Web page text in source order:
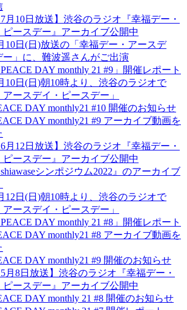
7月10日放送】渋谷のラジオ『幸福デー・
ピースデー』アーカイブ公開中
10日(日)放送の「幸福デー・アースデ
ー」に、難波遥さんがご出演
PEACE DAY monthly 21 #9」開催レポート
10日(日)朝10時より、渋谷のラジオで
アースデイ・ピースデー」
DAY monthly21 #10 開催のお知らせ
DAY monthly21 #9 アーカイブ動画を
6月12日放送】渋谷のラジオ『幸福デー・
ピースデー』アーカイブ公開中
shiawaseシンポジウム2022』のアーカイブ
12日(日)朝10時より、渋谷のラジオで
アースデイ・ピースデー」
PEACE DAY monthly 21 #8」開催レポート
DAY monthly21 #8 アーカイブ動画を
DAY monthly21 #9 開催のお知らせ
5月8日放送】渋谷のラジオ『幸福デー・
ピースデー』アーカイブ公開中
DAY monthly 21 #8 開催のお知らせ